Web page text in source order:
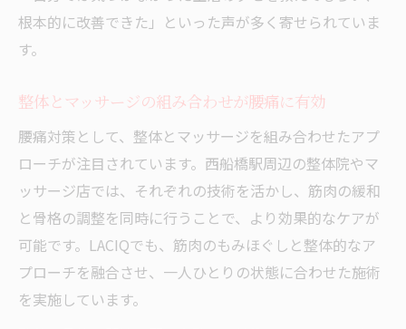
根本的に改善できた」といった声が多く寄せられていま
す。
整体とマッサージの組み合わせが腰痛に有効
腰痛対策として、整体とマッサージを組み合わせたアプ
ローチが注目されています。西船橋駅周辺の整体院やマ
ッサージ店では、それぞれの技術を活かし、筋肉の緩和
と骨格の調整を同時に行うことで、より効果的なケアが
可能です。LACIQでも、筋肉のもみほぐしと整体的なア
プローチを融合させ、一人ひとりの状態に合わせた施術
を実施しています。